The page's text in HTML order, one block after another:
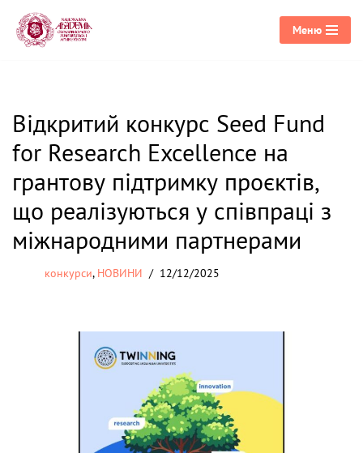
Перейти
Меню
Відкритий конкурс Seed Fund
for Research Excellence на
грантову підтримку проєктів,
що реалізуються у співпраці з
міжнародними партнерами
конкурси, НОВИНИ 12/12/2025